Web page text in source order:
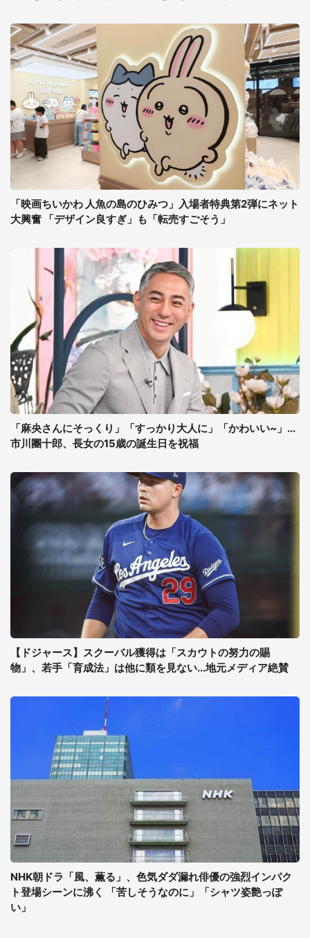
「映画ちいかわ 人魚の島のひみつ」入場者特典第2弾にネット
大興奮 「デザイン良すぎ」も「転売すごそう」
「麻央さんにそっくり」「すっかり大人に」「かわいい~」...
市川團十郎、長女の15歳の誕生日を祝福
【ドジャース】スクーバル獲得は「スカウトの努力の賜
物」、若手「育成法」は他に類を見ない...地元メディア絶賛
NHK朝ドラ「風、薫る」、色気ダダ漏れ俳優の強烈インパク
ト登場シーンに沸く 「苦しそうなのに」「シャツ姿艶っぽ
い」